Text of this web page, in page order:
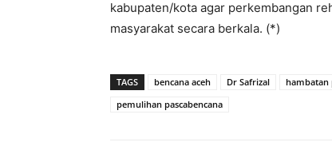
kabupaten/kota agar perkembangan
masyarakat secara berkala. (*)
TAGS bencana aceh Dr Safrizal
pemulihan pascabencana